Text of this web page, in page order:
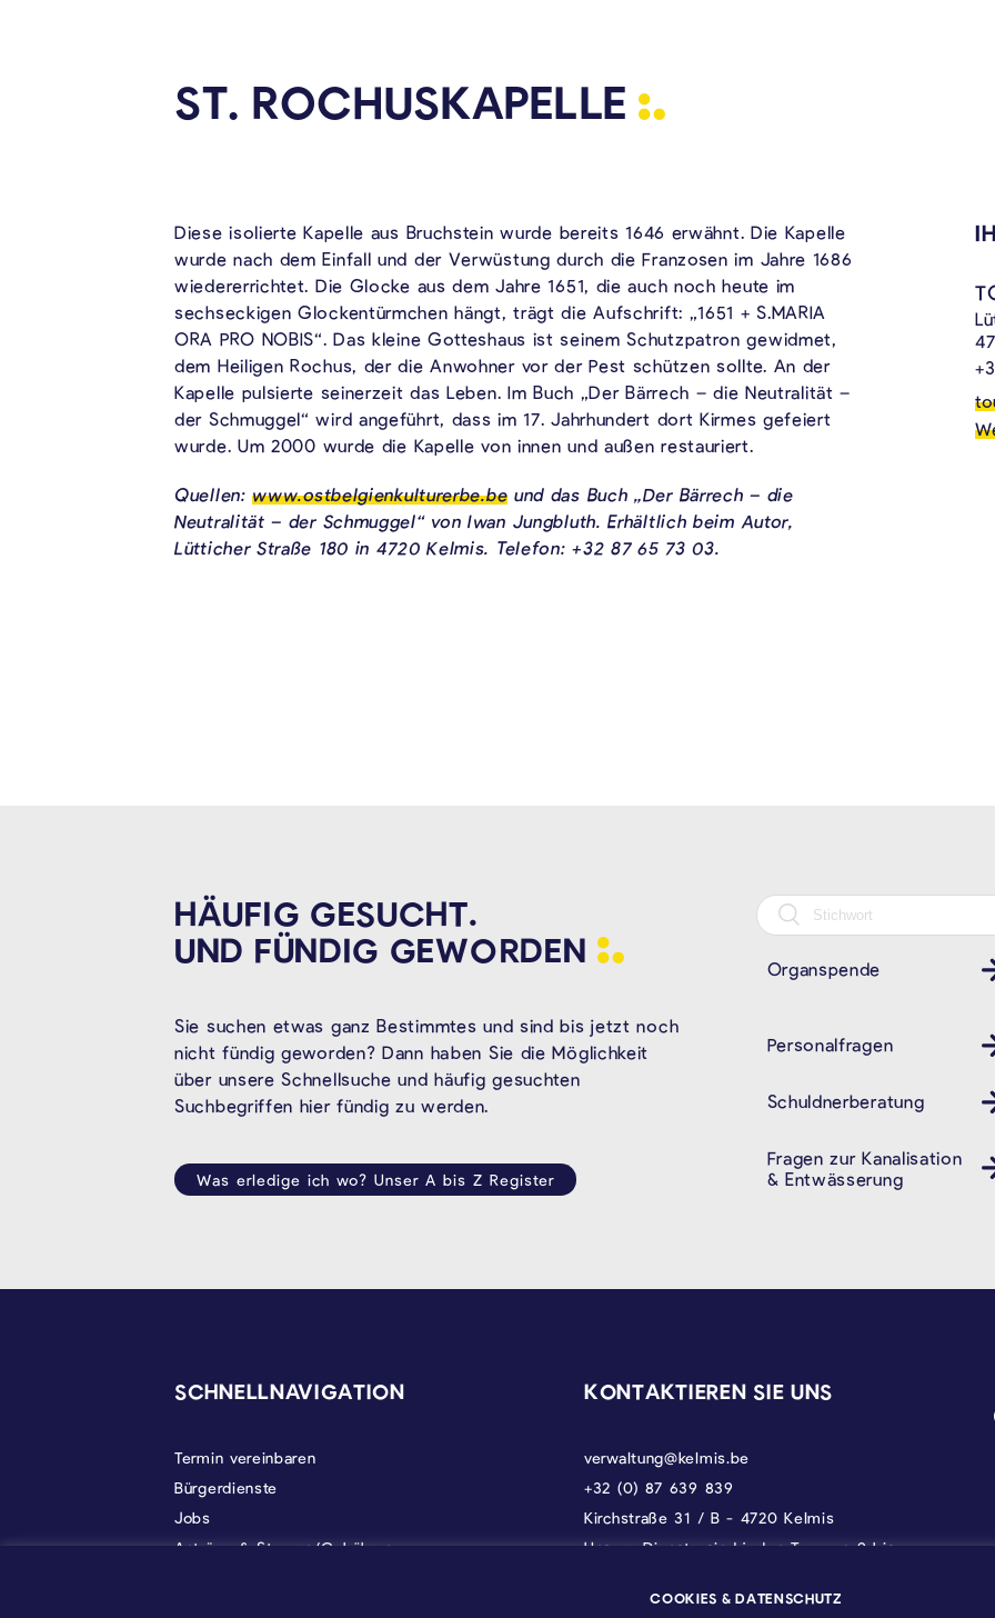
ST. ROCHUSKAPELLE
Diese isolierte Kapelle aus Bruchstein wurde bereits 1646 erwähnt. Die Kapelle
wurde nach dem Einfall und der Verwüstung durch die Franzosen im Jahre 1686
wiedererrichtet. Die Glocke aus dem Jahre 1651, die auch noch heute im
sechseckigen Glockentürmchen hängt, trägt die Aufschrift:
„1651 + S.MARIA
ORA PRO NOBIS“ .Das kleine Gotteshaus ist seinem Schutzpatron gewidmet,
dem Heiligen Rochus, der die Anwohner vor der Pest schützen sollte. An der
Kapelle pulsierte seinerzeit das Leben. Im Buch „Der Bärrech – die Neutralität –
der Schmuggel“ wird angeführt, dass im 17. Jahrhundert dort Kirmes gefeiert
wurde. Um 2000 wurde die Kapelle von innen und außen restauriert.
Quellen:www.ostbelgienkulturerbe.be und das Buch „Der Bärrech – die
Neutralität – der Schmuggel“ von Iwan Jungbluth. Erhältlich beim Autor,
Lütticher Straße 180 in 4720 Kelmis. Telefon: +32 87 65 73 03.
HÄUFIG GESUCHT.
UND FÜNDIG GEWORDEN
Sie suchen etwas ganz Bestimmtes und sind bis jetzt noch
nicht fündig geworden? Dann haben Sie die Möglichkeit
über unsere Schnellsuche und häufig gesuchten
Suchbegriffen hier fündig zu werden.
Was erledige ich wo? Unser A bis Z Register
Organspende
Personalfragen
Schuldnerberatung
Fragen zur Kanalisation
& Entwässerung
SCHNELLNAVIGATION
Termin vereinbaren
Bürgerdienste
Jobs
Anträge & Steuern/Gebühren
KONTAKTIEREN SIE UNS
verwaltung@kelmis.be
+32 (0) 87 639 839
Kirchstraße 31 / B - 4720 Kelmis
Unsere Dienste sind jeden Tag von 9 bis
COOKIES & DATENSCHUTZ